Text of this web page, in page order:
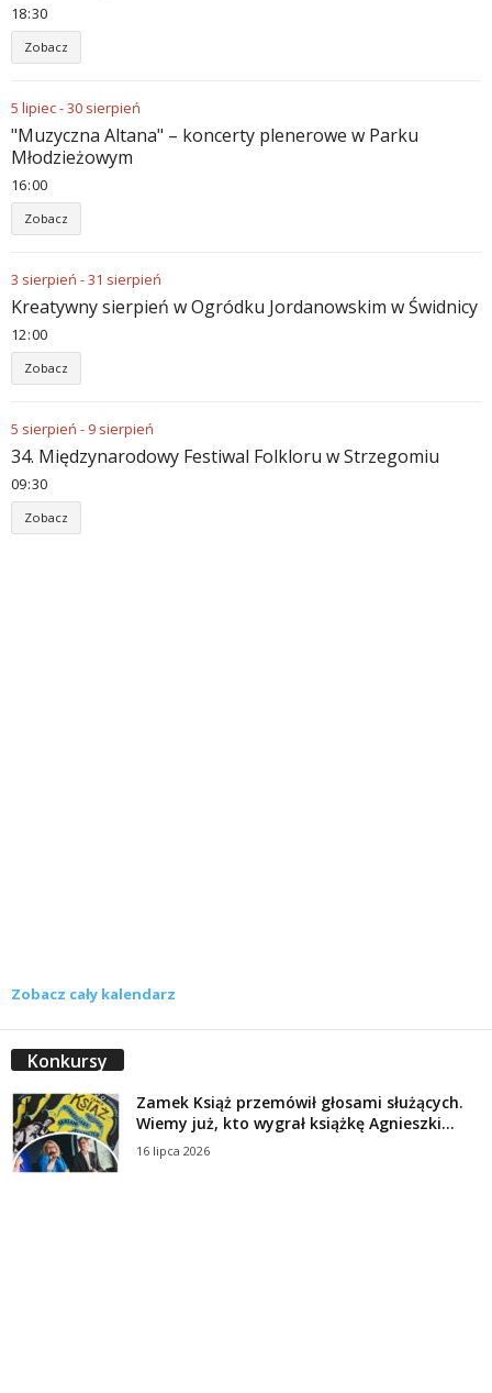
18:30
Zobacz
5 lipiec-30 sierpień
"Muzyczna Altana" – koncerty plenerowe w Parku
Młodzieżowym
16:00
Zobacz
3 sierpień -31 sierpień
Kreatywny sierpień w Ogródku Jordanowskim w Świdnicy
12:00
Zobacz
5 sierpień - 9 sierpień
34. Międzynarodowy Festiwal Folkloru w Strzegomiu
09:30
Zobacz
Zobacz cały kalendarz
Konkursy
Zamek Książ przemówił głosami służących.
Wiemy już, kto wygrał książkę Agnieszki...
16 lipca 2026